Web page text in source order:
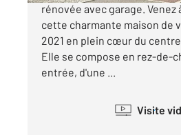
rénovée avec garage. Venez
cette charmante maison de
2021 en plein cœur du centre
Elle se compose en rez-de-
entrée, d'une ...
Visite